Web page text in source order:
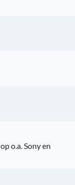
o.a. Sony en